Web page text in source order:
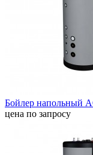
Бойлер напольный
цена по запросу